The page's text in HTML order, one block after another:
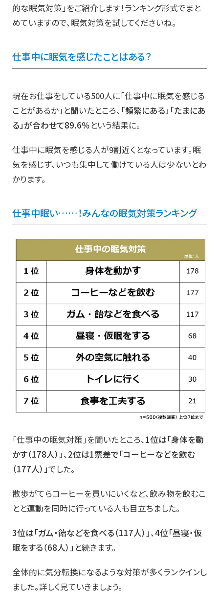
的な眠気対策」をご紹介します！ランキング形式でまと
めていますので、眠気対策を試してくださいね。
仕事中に眠気を感じたことはある？
現在お仕事をしている500人に「仕事中に眠気を感じる
ことがあるか」と聞いたところ、 「頻繁にある」「たまにあ
る」が合わせて89.6％という結果に。
仕事中に眠気を感じる人が9割近くとなっています。眠
気を感じず、いつも集中して働けている人は少ないとわ
かります。
仕事中眠い……！みんなの眠気対策ランキング
「仕事中の眠気対策」を聞いたところ、1位は「身体を動
かす（178人）」、2位は1票差で「コーヒーなどを飲む
（177人）」でした。
散歩がてらコーヒーを買いにいくなど、飲み物を飲むこ
とと運動を同時に行っている人も目立ちました。
3位は「ガム・飴などを食べる（117人）」、4位「昼寝・仮
眠をする（68人）」 と続きます。
全体的に気分転換になるような対策が多くランクインし
ました。詳しく見ていきましょう。